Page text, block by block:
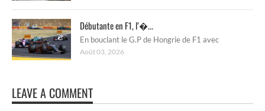
Débutante en F1, l’�...
En bouclant le G.P de Hongrie de F1 avec
Août 03, 2026
LEAVE A COMMENT